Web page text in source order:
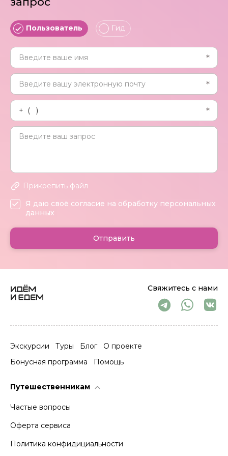
Свяжитесь с нами
Экскурсии Туры Блог
О проекте
Бонусная программа
Помощь
Путешественникам
Частые вопросы
Оферта сервиса
Политика конфидициальности
Пользователь Гид
Прикрепить файл
Я даю своё согласие на обработку персональных
данных
Отправить